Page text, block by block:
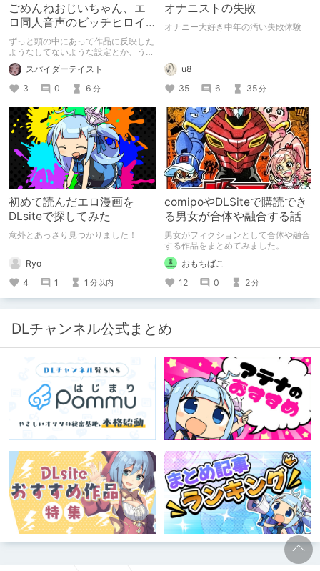
ごめんねおじいちゃん、エ
ロ同人音声のビッチヒロイ
ンに名前使って～過去作品
コンセプトを思い出そう～
ずっと頭の中にあって作品に反映した
ようなしてないような設定とか、うち
のヒロイン達の名づけの法則とかを頭
の中の映●研の金●さんに「そこにあ
っちゃいけねえんだよ」といわれたの
でとりあえず垂れ流します。
スパイダーテイスト
3
0 6 分
オナニストの失敗
オナニー大好き中年の汚い失敗体験
u8
35
6 35分
初めて読んだエロ漫画を
DLsiteで探してみた
意外とあっさり見つかりました！
Ryo
4
1 1 分以内
comipoやDLSiteで購読でき
る男女が合体や融合する話
男女がフィクションとして合体や融合
する作品をまとめてみました。
おもちばこ
12
0 2分
DLチャンネル公式まとめ